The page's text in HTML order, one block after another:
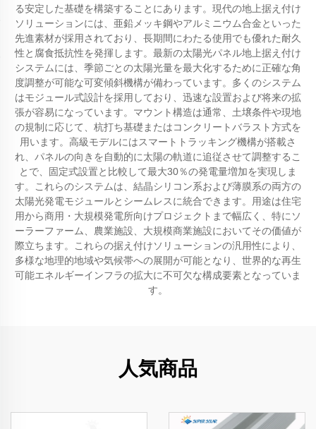
る安定した基礎を構築することにあります。現代の地上据え付け
ソリューションには、亜鉛メッキ鋼やアルミニウム合金といった
先進素材が採用されており、長期間にわたる使用でも優れた耐久
性と腐食抵抗性を発揮します。最新の太陽光パネル地上据え付け
システムには、季節ごとの太陽光量を最大化するために正確な角
度調整が可能な可変傾斜機構が備わっています。多くのシステム
はモジュール式設計を採用しており、迅速な設置および将来の拡
張が容易になっています。マウント構造は通常、土壌条件や現地
の規制に応じて、杭打ち基礎またはコンクリートバラスト方式を
用います。高級モデルにはスマートトラッキング機構が搭載さ
れ、パネルの向きを自動的に太陽の軌道に追従させて調整するこ
とで、固定式設置と比較して最大30％の発電量増加を実現しま
す。これらのシステムは、結晶シリコン系および薄膜系の両方の
太陽光発電モジュールとシームレスに統合できます。用途は住宅
用から商用・大規模発電所向けプロジェクトまで幅広く、特にソ
ーラーファーム、農業施設、大規模商業施設においてその価値が
際立ちます。これらの据え付けソリューションの汎用性により、
多様な地理的地域や気候帯への展開が可能となり、世界的な再生
可能エネルギーインフラの拡大に不可欠な構成要素となっていま
す。
人気商品